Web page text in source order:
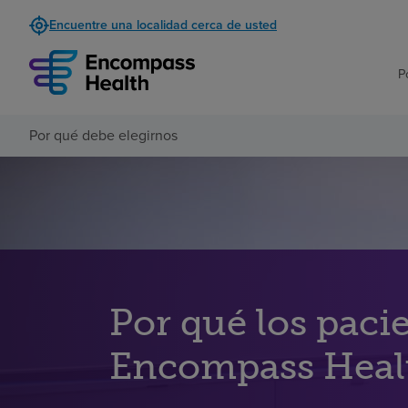
Encuentre una localidad cerca de usted
Por qué debe elegirnos
Por qué los
Encompass